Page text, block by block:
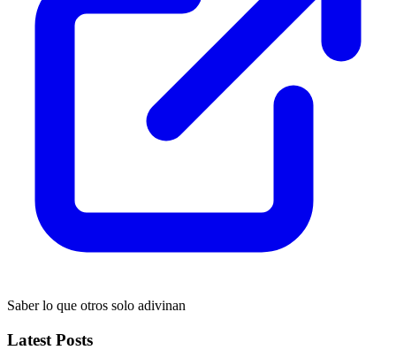
Saber lo que otros solo adivinan
Latest Posts